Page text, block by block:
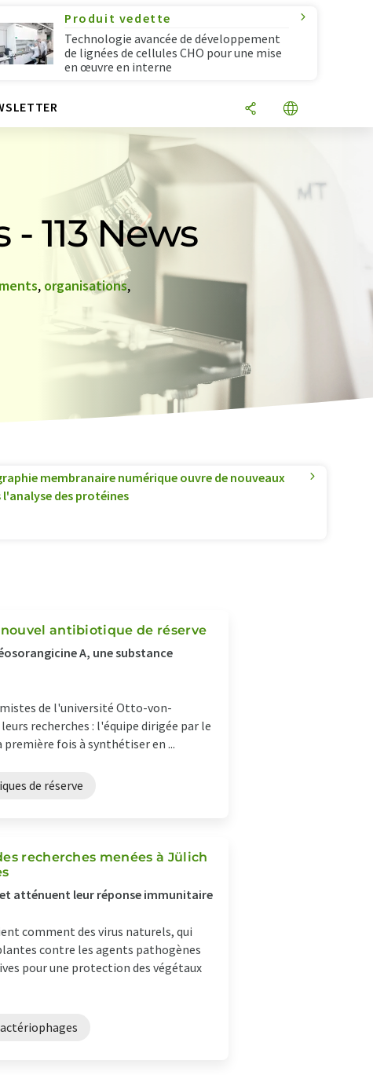
Produit vedette
Technologie avancée de développement
de lignées de cellules CHO pour une mise
en œuvre en interne
113 News
, organisations,
membranaire numérique ouvre de nouveaux
des protéines
antibiotique de réserve
A, une substance
de l'université Otto-von-
recherches : l'équipe dirigée par le
fois à synthétiser en ...
de réserve
recherches menées à Jülich
atténuent leur réponse immunitaire
comment des virus naturels, qui
contre les agents pathogènes
pour une protection des végétaux